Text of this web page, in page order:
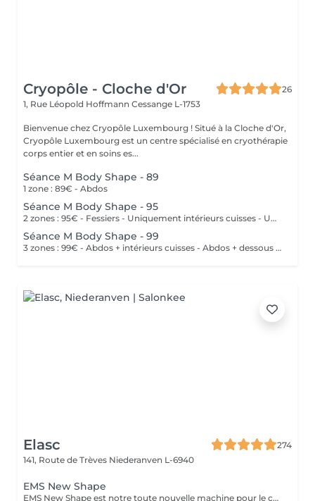
Cryopôle - Cloche d'Or
26
1, Rue Léopold Hoffmann Cessange L-1753
Bienvenue chez Cryopôle Luxembourg ! Situé à la Cloche d'Or,
Cryopôle Luxembourg est un centre spécialisé en cryothérapie
corps entier et en soins es...
Séance M Body Shape - 89
1 zone : 89€ - Abdos
Séance M Body Shape - 95
2 zones : 95€ - Fessiers - Uniquement intérieurs cuisses - Uniquement extérieurs cuisses - Uniquement dessus cuisses - Uniquement dessous cuisses
Séance M Body Shape - 99
3 zones : 99€ - Abdos + intérieurs cuisses - Abdos + dessous cuisses
Elasc
274
141, Route de Trèves Niederanven L-6940
EMS New Shape
EMS New Shape est notre toute nouvelle machine pour le corps. Elle permet d'éliminer les graisses (même viscérales) et de stimuler les muscles les plus profonds, inatteignables même en faisant du sport, et ce, sans aucune courbature ! Le principe est le suivant : des ondes électromagnétiques provoquant des micro-stimulations musculaires très intenses. Ce soin est non-invasif et indolore ! Cette technologie s'adresse à n'importe qui souhaitant améliorer sa silhouette : le ou la sportif(ve) qui stagne et souhaite augmenter ses performances physiques ou encore celui ou celle qui veut développer sa masse musculaire et perdre des graisses locales. L'essayer, c'est l'adopter ! N'hésitez pas à nous contacter pour tout autre renseignement.